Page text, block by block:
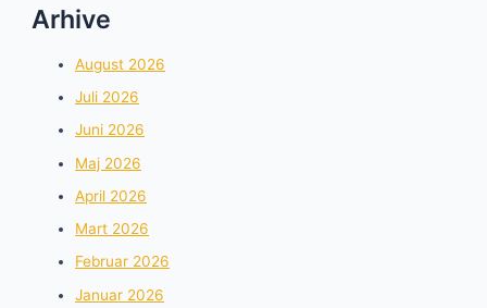
Arhive
August 2026
Juli 2026
Juni 2026
Maj 2026
April 2026
Mart 2026
Februar 2026
Januar 2026